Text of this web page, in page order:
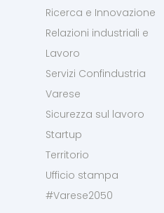
Ricerca e Innovazione
Relazioni industriali e
Lavoro
Servizi Confindustria
Varese
Sicurezza sul lavoro
Startup
Territorio
Ufficio stampa
#Varese2050